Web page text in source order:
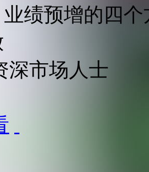
绩预增的四个
深市场人士